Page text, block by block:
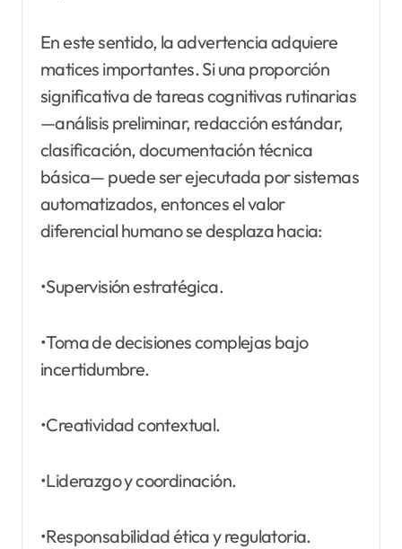
En este sentido, la advertencia adquiere
matices importantes. Si una proporción
significativa de tareas cognitivas rutinarias
—análisis preliminar, redacción estándar,
clasificación, documentación técnica
básica— puede ser ejecutada por sistemas
automatizados, entonces el valor
diferencial humano se desplaza hacia:
•Supervisión estratégica.
•Toma de decisiones complejas bajo
incertidumbre.
•Creatividad contextual.
•Liderazgo y coordinación.
•Responsabilidad ética y regulatoria.